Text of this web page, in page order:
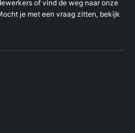
of vind de weg naar onze
je met een vraag zitten, bekijk